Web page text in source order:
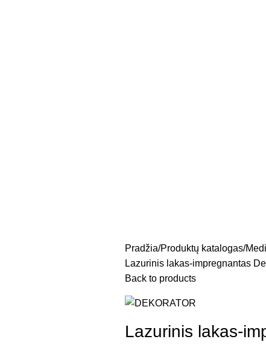
Pradžia Produktų katalogas
Lazurinis lakas-impregnantas
Back to products
Lazurinis lakas-